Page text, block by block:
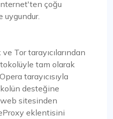
çoğu
uygundur.
Tor tarayıcılarından
tam olarak
tarayıcısıyla
desteğine
web sitesinden
eklentisini